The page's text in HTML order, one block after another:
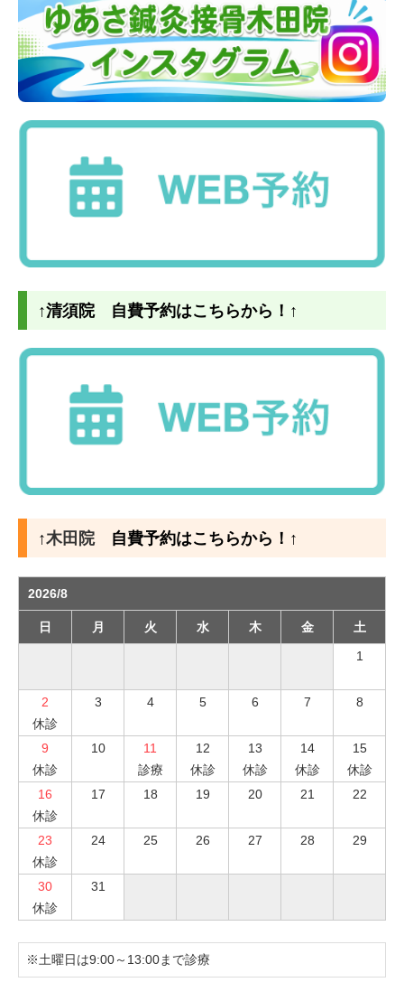
↑清須院 自費予約はこちらから！↑
↑木田院自費予約はこちらから！↑
2026/8
日 月 火 水 木 金
土
1
2
休診
3 4 5 6 7 8
9
休診
10
11
診療
12
休診
13
休診
14
休診
15
休診
16
休診
17 18 19 20 21 22
23
休診
24 25 26 27 28 29
30
休診
31
※土曜日は9:00～13:00まで診療